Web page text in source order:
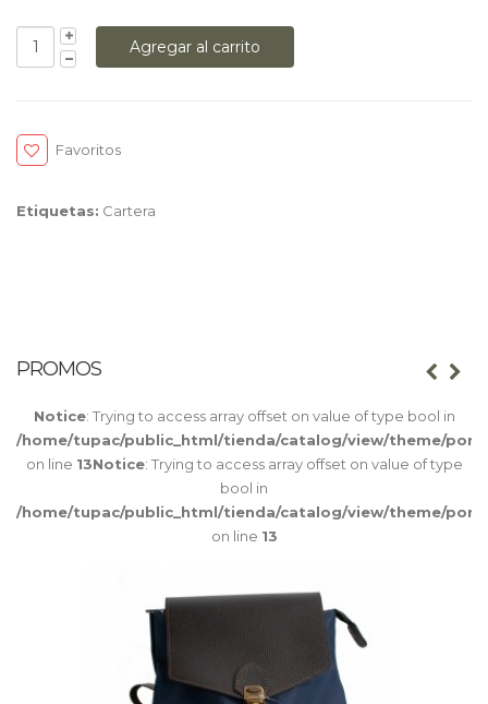
Favoritos
Etiquetas: Cartera
PROMOS
Notice: Trying to access array offset on value of type bool in
/home/tupac/public_html/tienda/catalog/view/theme/
on line 13Notice: Trying to access array offset on value of type
bool in
/home/tupac/public_html/tienda/catalog/view/theme/
on line 13